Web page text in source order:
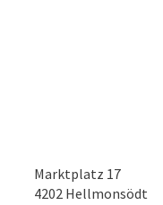
Marktplatz 17
4202 Hellmonsödt